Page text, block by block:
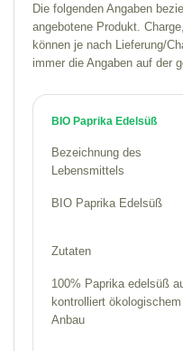
Die folgenden Angaben
angebotene Produkt.
können je nach Lieferung/
immer die Angaben auf der
BIO Paprika Edelsüß
Bezeichnung des
Lebensmittels
BIO Paprika Edelsüß
Zutaten
100% Paprika edelsüß
kontrolliert ökologischem
Anbau